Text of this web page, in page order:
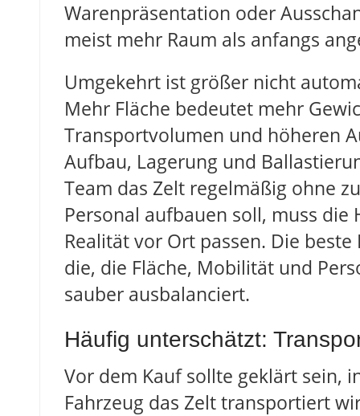
Warenpräsentation oder
meist mehr Raum als anfangs
Umgekehrt ist größer nicht
Mehr Fläche bedeutet mehr
Transportvolumen und höheren
Aufbau, Lagerung und
Team das Zelt regelmäßig ohne
Personal aufbauen soll, muss die
Realität vor Ort passen. Die
die, die Fläche, Mobilität und
sauber ausbalanciert.
Häufig unterschätzt:
Vor dem Kauf sollte geklärt sein,
Fahrzeug das Zelt transportiert